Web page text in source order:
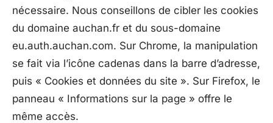
nécessaire. Nous conseillons de cibler les cookies
du domaine auchan.fr et du sous-domaine
eu.auth.auchan.com. Sur Chrome, la manipulation
se fait via l’icône cadenas dans la barre d’adresse,
puis « Cookies et données du site ». Sur Firefox, le
panneau « Informations sur la page » offre le
même accès.